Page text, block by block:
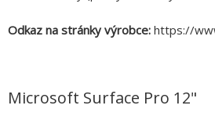
Odkaz na stránky výrobce: https://
Microsoft Surface Pro 12"